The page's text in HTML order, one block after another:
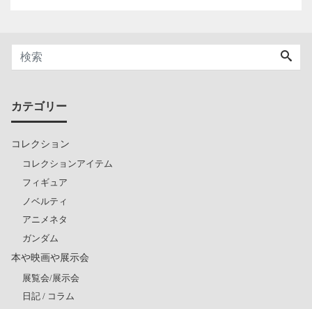
カテゴリー
コレクション
コレクションアイテム
フィギュア
ノベルティ
アニメネタ
ガンダム
本や映画や展示会
展覧会/展示会
日記 / コラム